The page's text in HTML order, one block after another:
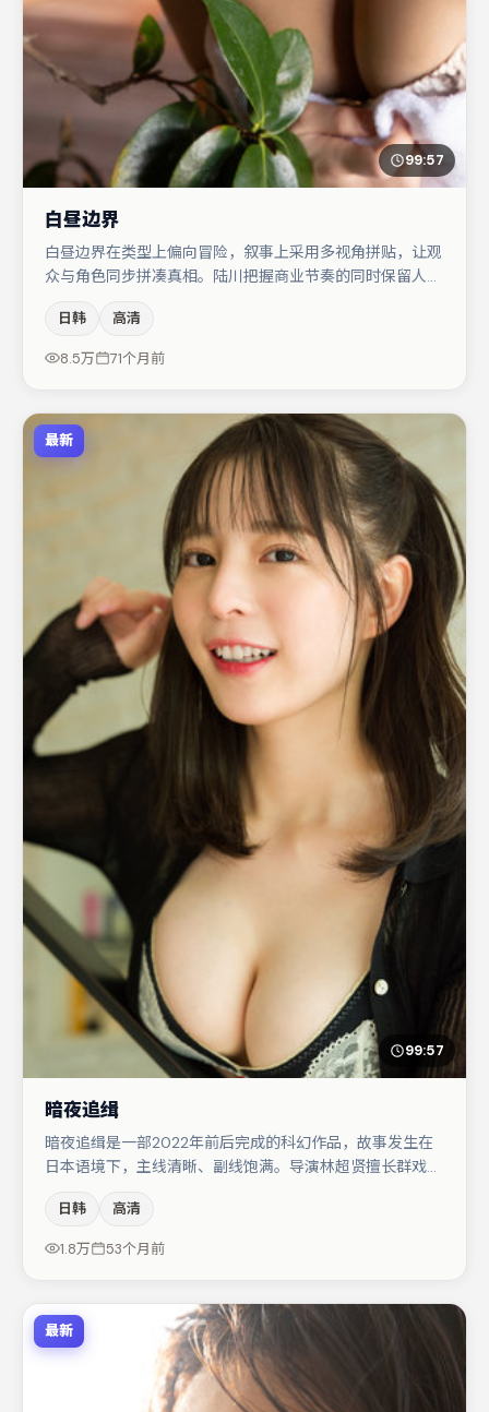
99:57
白昼边界
白昼边界在类型上偏向冒险，叙事上采用多视角拼贴，让观
众与角色同步拼凑真相。陆川把握商业节奏的同时保留人物
龙、任素汐、李光洁等，角色动机前后呼应，适合喜欢抠台
词与伏笔的观众。整体完成度较高，适合周末一口气追完。
日韩 高清
8.5万 71个月前
最新
99:57
暗夜追缉
暗夜追缉是一部2022年前后完成的科幻作品，故事发生在
日本语境下，主线清晰、副线饱满。导演林超贤擅长群戏与
包括胡歌、金高银、周冬雨等，角色动机前后呼应，适合喜
欢抠台词与伏笔的观众。节奏紧凑、反转有度，值得列入片
日韩 高清
1.8万 53个月前
最新